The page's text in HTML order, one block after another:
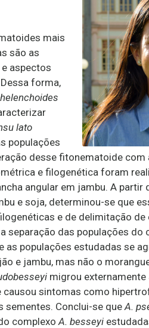
mais
são as
aspectos
forma,
lato
populações
desse fitonematoide com
e filogenética foram
angular em jambu. A partir
e soja, determinou-se que
e de delimitação de
separação das populações do
as populações estudadas se
e jambu, mas não o
migrou
sintomas como
sementes. Conclui-se queA.
complexoA. besseyi